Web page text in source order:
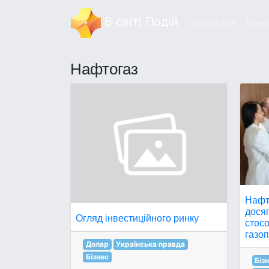
Нафтогаз
Огляд інвестиційного ринку
Долар
Українська правда
Бізнес